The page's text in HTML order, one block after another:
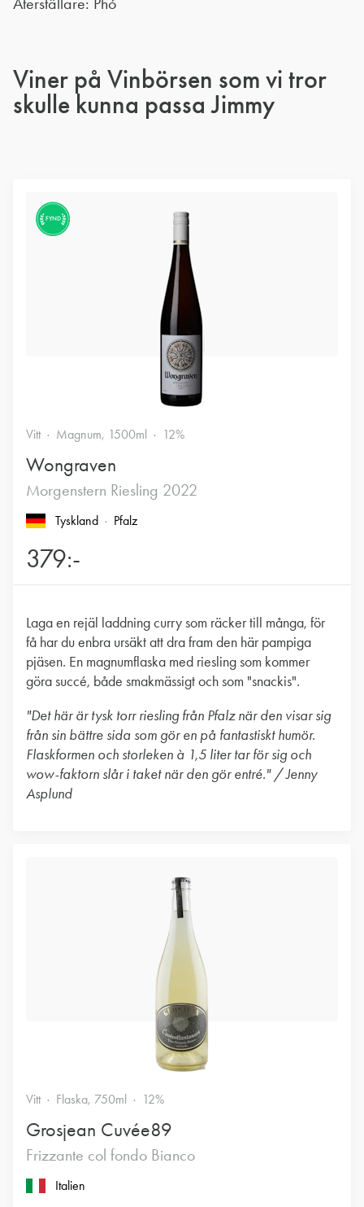
Viner på Vinbörsen som vi tror
skulle kunna passa Jimmy
FYND
Vitt Magnum, 1500ml 12%
Wongraven
Morgenstern Riesling 2022
Tyskland Pfalz
379:-
Laga en rejäl laddning curry som räcker till många, för
få har du enbra ursäkt att dra fram den här pampiga
pjäsen. En magnumflaska med riesling som kommer
göra succé, både smakmässigt och som "snackis".
"Det här är tysk torr riesling från Pfalz när den visar sig
från sin bättre sida som gör en på fantastiskt humör.
Flaskformen och storleken à 1,5 liter tar för sig och
wow-faktorn slår i taket när den gör entré." / Jenny
Asplund
Vitt Flaska, 750ml 12%
Grosjean Cuvée89
Frizzante col fondo Bianco
Italien